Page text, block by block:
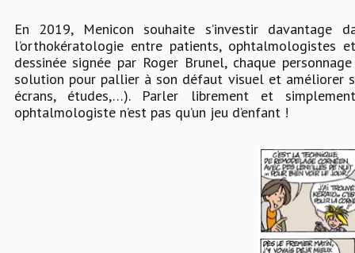
En 2019, Menicon souhaite s’investir davantage
l’orthokératologie entre patients, ophtalmologistes
dessinée signée par Roger Brunel, chaque
solution pour pallier à son défaut visuel et améliorer
écrans, études,…). Parler librement et
ophtalmologiste n’est pas qu’un jeu d’enfant !